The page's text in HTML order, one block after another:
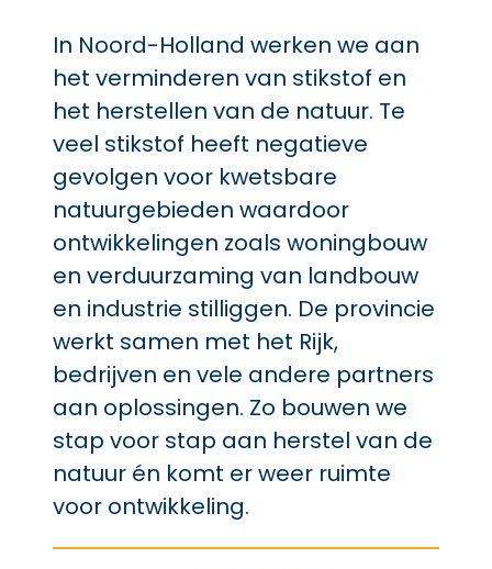
In Noord-Holland werken we aan
het verminderen van stikstof en
het herstellen van de natuur. Te
veel stikstof heeft negatieve
gevolgen voor kwetsbare
natuurgebieden waardoor
ontwikkelingen zoals woningbouw
en verduurzaming van landbouw
en industrie stilliggen. De provincie
werkt samen met het Rijk,
bedrijven en vele andere partners
aan oplossingen. Zo bouwen we
stap voor stap aan herstel van de
natuur én komt er weer ruimte
voor ontwikkeling.